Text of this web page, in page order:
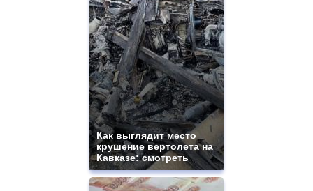
Как выглядит место
крушение вертолета на
Кавказе: смотреть